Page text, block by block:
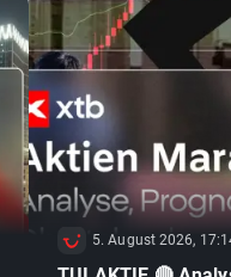
5. August 2026,